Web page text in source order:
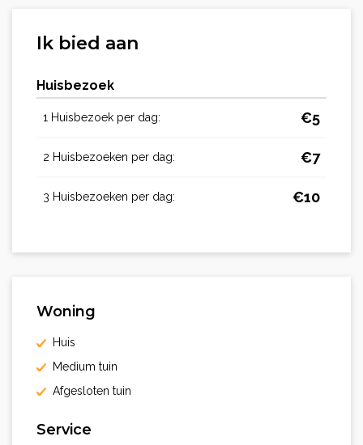
Ik bied aan
Huisbezoek
1 Huisbezoek per dag: €5
2 Huisbezoeken per dag: €7
3 Huisbezoeken per dag: €10
Woning
Huis
Medium tuin
Afgesloten tuin
Service